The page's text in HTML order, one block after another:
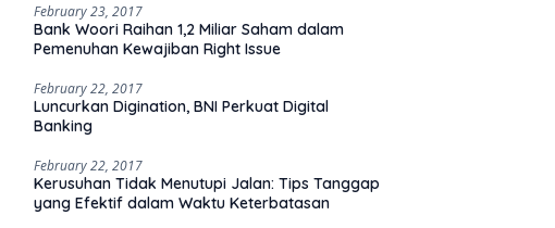
February 23, 2017
Bank Woori Raihan 1,2 Miliar Saham dalam
Pemenuhan Kewajiban Right Issue
February 22, 2017
Luncurkan Digination, BNI Perkuat Digital
Banking
February 22, 2017
Kerusuhan Tidak Menutupi Jalan: Tips Tanggap
yang Efektif dalam Waktu Keterbatasan